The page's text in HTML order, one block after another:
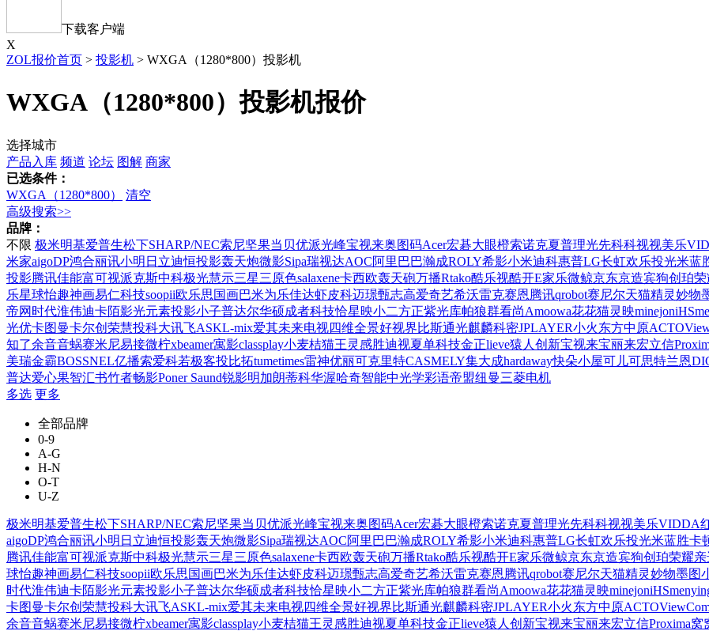
下载客户端
X
ZOL报价首页 > 投影机 > WXGA（1280*800）投影机
WXGA（1280*800）投影机报价
选择城市
产品入库 频道 论坛 图解 商家
已选条件：
WXGA（1280*800）
清空
高级搜索>>
品牌：
不限 极米明基爱普生松下SHARP/NEC索尼坚果当贝优派光峰宝视来奥图码Acer宏碁大眼橙索诺克夏普理光先科科视视美乐
米家aigoDP鸿合丽讯小明 日立迪恒投影轰天炮微影Sipa瑞视达AOC阿里巴巴瀚成ROLY希影小米迪科惠普LG长虹欢乐投光米蓝
投影腾讯佳能富可视派克斯中科极光慧示三星三原色salaxene卡西欧轰天砲万播Rtako酷乐视酷开E家乐微鲸京东京造宾狗创珀荣
乐星球怡趣神画易仁科技soopii欧乐思国画巴米为乐佳达虾皮科迈璟甄志高爱奇艺希沃雷克赛恩腾讯qrobot赛尼尔天猫精灵妙物
帝网时代淮伟迪卡陌影光元素投影小子普达尔华硕成者科技恰星映小二方正紫光库帕狼群看尚Amoowa花花猫灵映minejoni
光优卡图曼卡尔创荣慧投科大讯飞ASKL-mix爱其未来电视四维全景好视界比斯通光麒麟科密JPLAYER小火东方中原ACTO
知了余音音蜗赛米尼易接微柠xbeamer寓影classplay小麦桔猫王灵感胜迪视夏单科技金正lieve猿人创新宝视来宝丽来宏立信
美瑞金霸BOSSNEL亿播索爱科若极客投比拓tumetimes雷神优丽可克里特CASMELY集大成hardaway快朵小屋可儿可思特兰恩
普达爱心果智汇书竹者畅影Poner Saund锐影明加朗蒂科华渥哈奇智能中光学彩语帝盟纽曼三菱电机
多选 更多
全部品牌
0-9
A-G
H-N
O-T
U-Z
极米明基爱普生松下SHARP/NEC索尼坚果当贝优派光峰宝视来奥图码Acer宏碁大眼橙索诺克夏普理光先科科视视美乐VIDDA
aigoDP鸿合丽讯小明 日立迪恒投影轰天炮微影Sipa瑞视达AOC阿里巴巴瀚成ROLY希影小米迪科惠普LG长虹欢乐投光米蓝胜卡
腾讯佳能富可视派克斯中科极光慧示三星三原色salaxene卡西欧轰天砲万播Rtako酷乐视酷开E家乐微鲸京东京造宾狗创珀荣耀亲
球怡趣神画易仁科技soopii欧乐思国画巴米为乐佳达虾皮科迈璟甄志高爱奇艺希沃雷克赛恩腾讯qrobot赛尼尔天猫精灵妙物墨图
时代淮伟迪卡陌影光元素投影小子普达尔华硕成者科技恰星映小二方正紫光库帕狼群看尚Amoowa花花猫灵映minejoni
卡图曼卡尔创荣慧投科大讯飞ASKL-mix爱其未来电视四维全景好视界比斯通光麒麟科密JPLAYER小火东方中原ACTO
余音音蜗赛米尼易接微柠xbeamer寓影classplay小麦桔猫王灵感胜迪视夏单科技金正lieve猿人创新宝视来宝丽来宏立信Proxima窝